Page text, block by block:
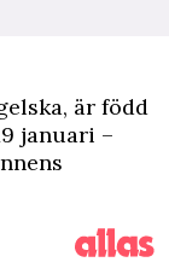
är född
januari –